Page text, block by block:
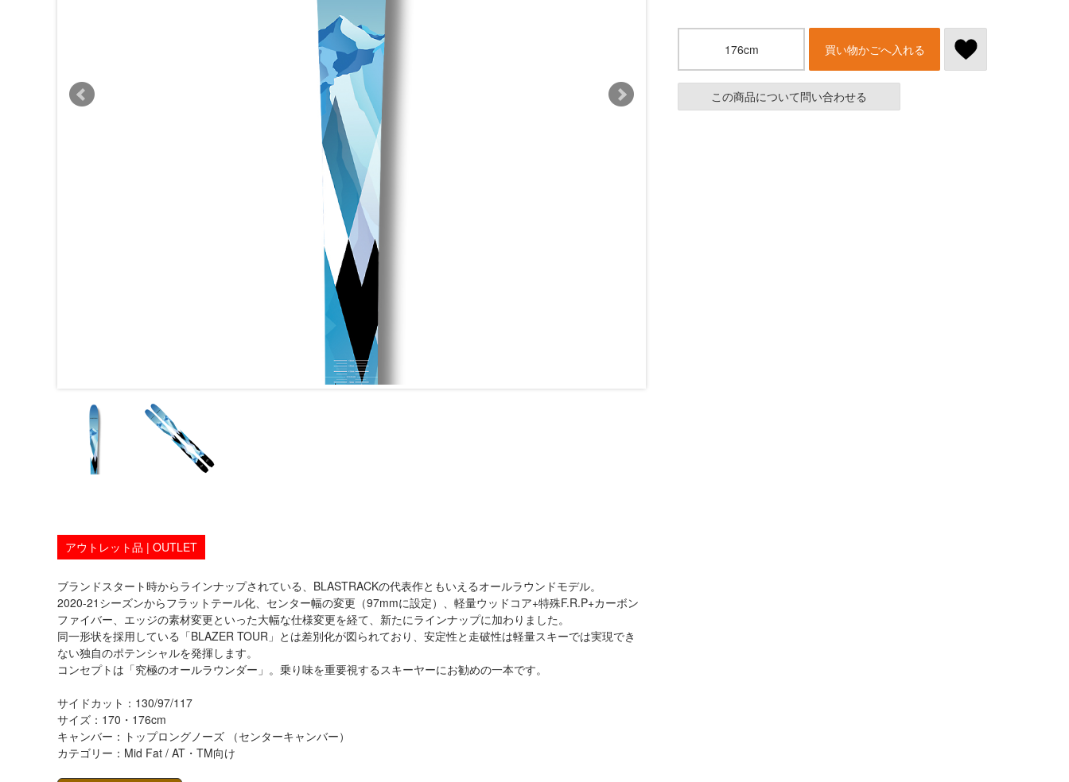
アウトレット品 | OUTLET
ブランドスタート時からラインナップされている、BLASTRACKの代表作ともいえるオールラウンドモデル。
2020-21シーズンからフラットテール化、センター幅の変更（97mmに設定）、軽量ウッドコア+特殊F.R.P+カーボン
ファイバー、エッジの素材変更といった大幅な仕様変更を経て、新たにラインナップに加わりました。
同一形状を採用している「BLAZER TOUR」とは差別化が図られており、安定性と走破性は軽量スキーでは実現でき
ない独自のポテンシャルを発揮します。
コンセプトは「究極のオールラウンダー」。乗り味を重要視するスキーヤーにお勧めの一本です。
サイドカット：130/97/117
サイズ：170・176cm
キャンバー：トップロングノーズ （センターキャンバー）
カテゴリー：Mid Fat / AT・TM向け
176cm 買い物かごへ入れる
この商品について問い合わせる